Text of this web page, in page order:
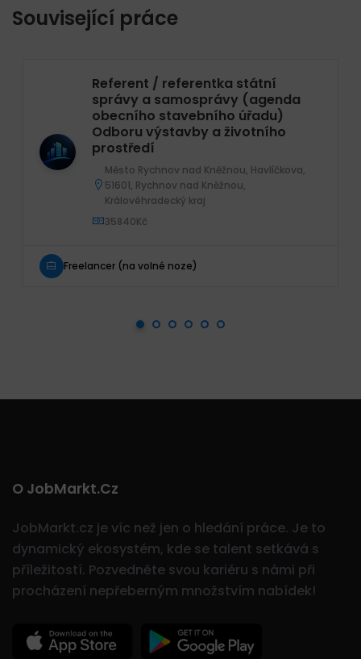
Související práce
Referent / referentka státní
správy a samosprávy (agenda
obecního stavebního úřadu)
Odboru výstavby a životního
prostředí
Město Rychnov nad Kněžnou, Havlíčkova,
51601, Rychnov nad Kněžnou,
Královéhradecký kraj
35840Kč
Freelancer (na volné noze)
O JobMarkt.cz
JobMarkt.cz je víc než jen o hledání práce. Je to
dynamický ekosystém, kde se talent setkává s
příležitostí. Pozvedněte svou kariéru s námi při
procházení nepřeberným množstvím nabídek!